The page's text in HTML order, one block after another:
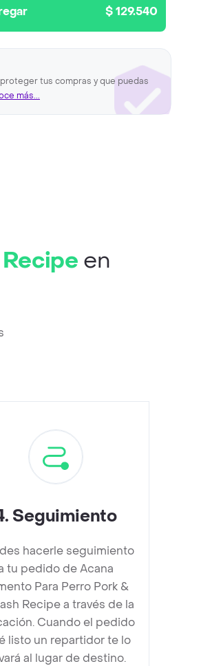
$ 129.540
tus compras y que puedas
más...
en
. Seguimiento
hacerle seguimiento
tu pedido de Acana
Para Perro Pork &
Recipe a través de la
Cuando el pedido
listo un repartidor te lo
al lugar de destino.